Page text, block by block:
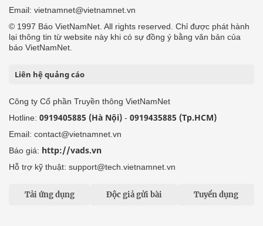
Email: vietnamnet@vietnamnet.vn
© 1997 Báo VietNamNet. All rights reserved. Chỉ được phát hành
lại thông tin từ website này khi có sự đồng ý bằng văn bản của
báo VietNamNet.
Liên hệ quảng cáo
Công ty Cổ phần Truyền thông VietNamNet
Hotline: 0919405885 (Hà Nội) - 0919435885 (Tp.HCM)
Email: contact@vietnamnet.vn
Báo giá: http://vads.vn
Hỗ trợ kỹ thuật: support@tech.vietnamnet.vn
Tải ứng dụng Độc giả gửi bài Tuyển dụng